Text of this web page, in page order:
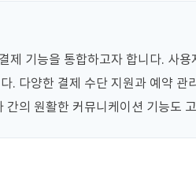
제 기능을 통합하고자 합니다. 사용
. 다양한 결제 수단 지원과 예약 관
간의 원활한 커뮤니케이션 기능도